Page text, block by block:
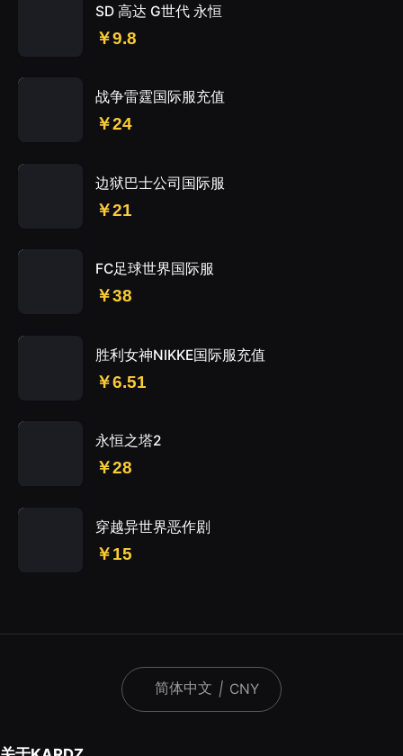
SD 高达 G世代 永恒
￥9.8
战争雷霆国际服充值
￥24
边狱巴士公司国际服
￥21
FC足球世界国际服
￥38
胜利女神NIKKE国际服充值
￥6.51
永恒之塔2
￥28
穿越异世界恶作剧
￥15
简体中文 | CNY